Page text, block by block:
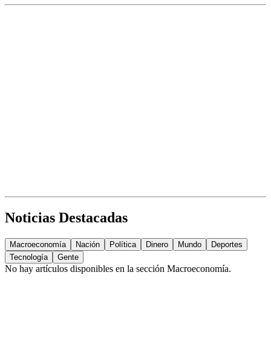
Noticias Destacadas
Macroeconomía Nación Política Dinero Mundo
Deportes
Tecnología
Gente
No hay artículos disponibles en la sección Macroeconomía.